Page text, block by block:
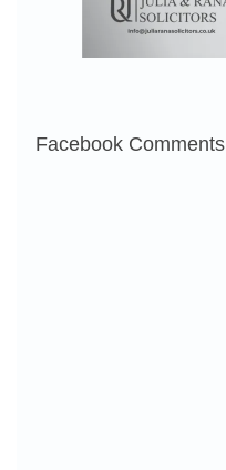
Facebook Comments